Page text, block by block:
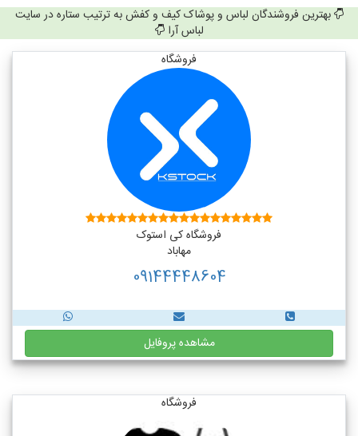
بهترین فروشندگان لباس و پوشاک کیف و کفش به ترتیب ستاره در سایت
لباس آرا
فروشگاه
فروشگاه کی استوک
مهاباد
09144448604
مشاهده پروفایل
فروشگاه